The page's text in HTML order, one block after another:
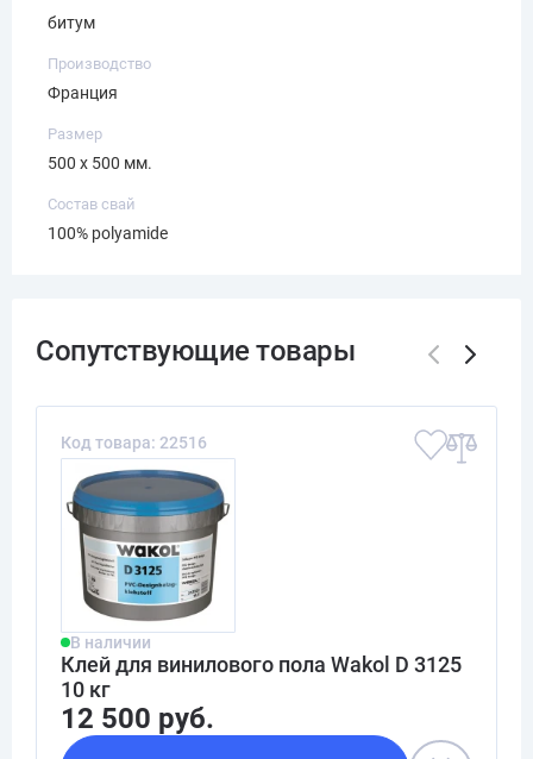
битум
Производство
Франция
Размер
500 x 500 мм.
Состав свай
100% polyamide
Код товара: 22516
В наличии
Клей для винилового пола Wakol D 3125
10 кг
12 500 руб.